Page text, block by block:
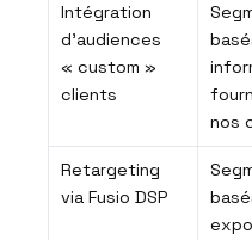
Intégration
d’audiences
« custom »
clients
nos
Retargeting
via Fusio DSP